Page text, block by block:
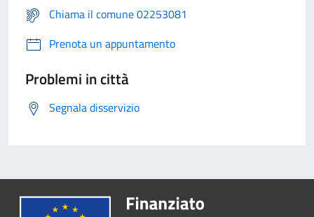
Chiama il comune 02253081
Prenota un appuntamento
Problemi in città
Segnala disservizio